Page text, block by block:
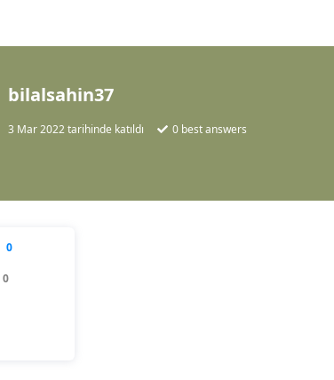
bilalsahin37
3 Mar 2022tarihinde katıldı 0 best answers
0
0